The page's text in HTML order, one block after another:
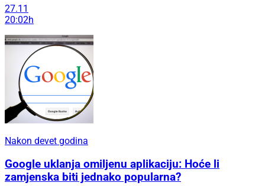
27.11
20:02h
Nakon devet godina
Google uklanja omiljenu aplikaciju: Hoće li
zamjenska biti jednako popularna?